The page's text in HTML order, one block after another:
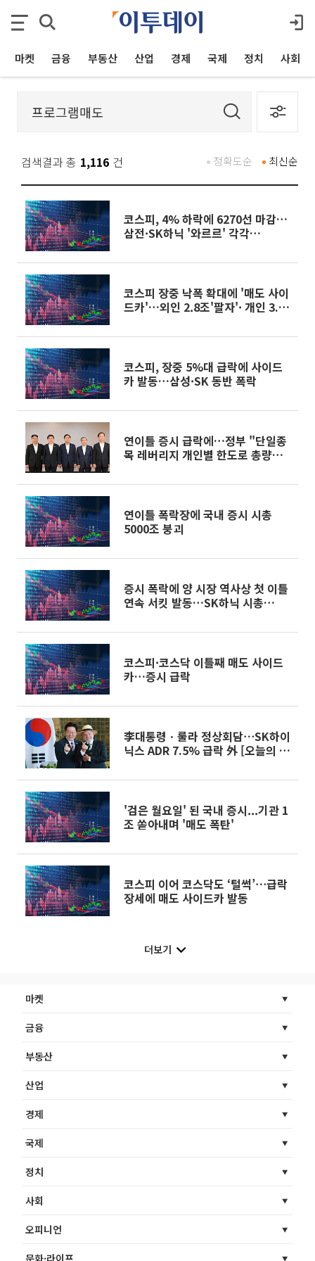
마켓 금융 부동산 산업 경제 국제 정치 사회
검색결과 총 1,116 건 최신순
정확도순
코스피, 4% 하락에 6270선 마감…
삼전·SK하닉 '와르르' 각각
코스피 장중 낙폭 확대에 '매도 사이
드카'…외인 2.8조'팔자'· 개인 3.1
코스피, 장중 5%대 급락에 사이드
카 발동…삼성·SK 동반 폭락
연이틀 증시 급락에…정부 "단일종
목 레버리지 개인별 한도로 총량관
연이틀 폭락장에 국내 증시 시총
5000조 붕괴
증시 폭락에 양 시장 역사상 첫 이틀
연속 서킷 발동…SK하닉 시총
코스피·코스닥 이틀째 매도 사이드
카…증시 급락
李대통령ㆍ룰라 정상회담⋯SK하이
닉스 ADR 7.5% 급락 外 [오늘의 주
'검은 월요일' 된 국내 증시...기관 1
조 쏟아내며 '매도 폭탄'
코스피 이어 코스닥도 ‘털썩’⋯급락
장세에 매도 사이드카 발동
더보기
마켓
금융
부동산
산업
경제
국제
정치
사회
오피니언
문화·라이프